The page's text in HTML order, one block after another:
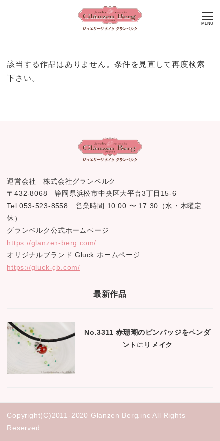
MENU
該当する作品はありません。条件を見直して再度検索
下さい。
運営会社 株式会社グランベルク
〒432-8068 静岡県浜松市中央区大平台3丁目15-6
Tel 053-523-8558 営業時間 10:00 〜 17:30（水・木曜定
休）
グランベルク公式ホームページ
https://glanzen-berg.com/
オリジナルブランド Gluck ホームページ
https://gluck-gb.com/
最新作品
No.3311 赤珊瑚のピンバッジをペンダ
ントにリメイク
Copyright(C)2011-2020 Glanzen Berg.inc All Rights
Reserved.